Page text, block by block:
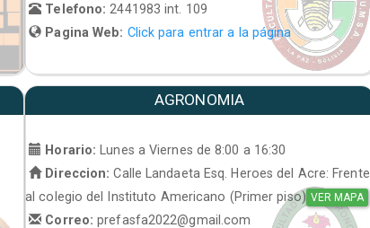
Telefono: 2441983 int. 109
Pagina Web: Click para entrar a la página
AGRONOMIA
Horario:
Lunes a Viernes de 8:00 a 16:30
Direccion: Calle Landaeta Esq. Heroes del Acre: Frente
al colegio del Instituto Americano (Primer piso) VER MAPA
Correo:prefasfa2022@gmail.com